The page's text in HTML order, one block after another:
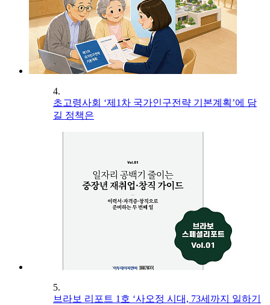
4.
초고령사회 ‘제1차 국가인구전략 기본계획’에 담
길 정책은
5.
브라보 리포트 1호 ‘사오정 시대, 73세까지 일하기